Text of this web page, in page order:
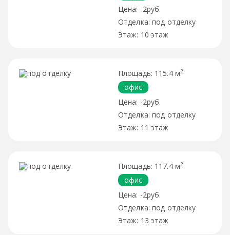
-2руб.
под отделку
10 этаж
115.4 м2
офис
-2руб.
под отделку
11 этаж
117.4 м2
офис
-2руб.
под отделку
13 этаж